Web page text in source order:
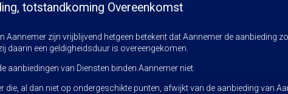
totstandkoming Overeenkomst
Aannemer zijn vrijblijvend hetgeen betekent dat Aannemer de aanbieding
daarin een geldigheidsduur is overeengekomen.
aanbiedingen van Diensten binden Aannemer niet.
al dan niet op ondergeschikte punten, afwijkt van de aanbieding van